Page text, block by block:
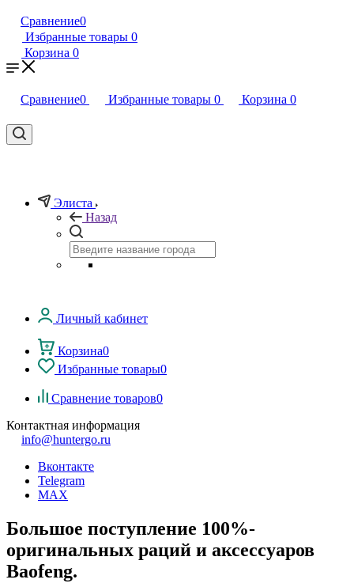
Сравнение0
Избранные товары 0
Корзина 0
Сравнение0 Избранные товары 0 Корзина 0
Элиста
Назад
Личный кабинет
Корзина0
Избранные товары0
Сравнение товаров0
Контактная информация
info@huntergo.ru
Вконтакте
Telegram
MAX
Большое поступление 100%-
оригинальных раций и аксессуаров
Baofeng.